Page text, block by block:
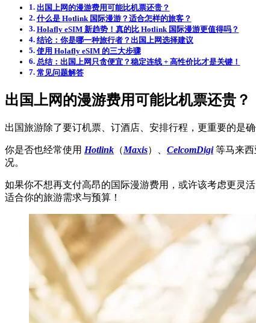
出国上网的漫游费用可能比机票还贵？
什么是 Hotlink 国际漫游？适合怎样的旅客？
Holafly eSIM 新趋势！真的比 Hotlink 国际漫游更值得吗？
结论：你是哪一种旅行者？出国上网选择建议
使用 Holafly eSIM 的三大步骤
总结：出国上网只贪便宜？稳定连线 + 高性价比才是关键！
常见问题解答
出国上网的漫游费用可能比机票还贵？
出国旅游除了要订机票、订酒店、安排行程，更重要的是
你是否也经常使用 Hotlink （Maxis）、 CelcomDigi等马来西
况。
如果你不想再支付高昂的国际漫游费用，或许该考虑更灵
适合你的旅游需求与预算！